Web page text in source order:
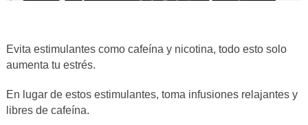
Evita estimulantes como cafeína y nicotina, todo esto solo
aumenta tu estrés.
En lugar de estos estimulantes, toma infusiones relajantes y
libres de cafeína.